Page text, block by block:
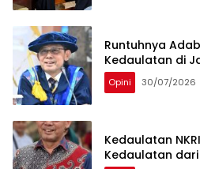
Runtuhnya
Kedaulatan di
Opini 30/07/2026
Kedaulatan
Kedaulatan